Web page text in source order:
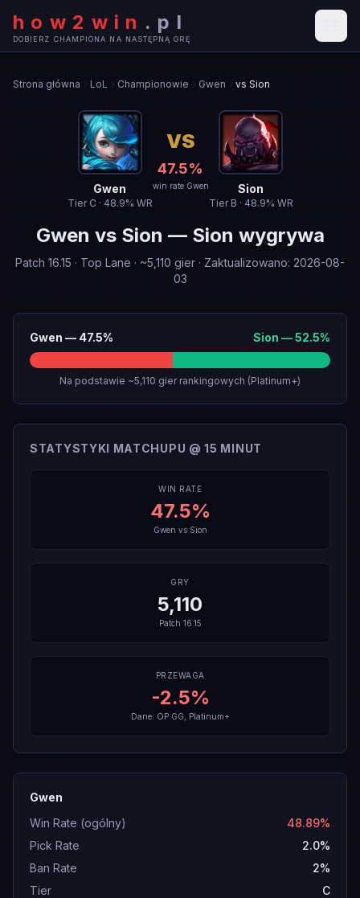
how2win . pl
DOBIERZ CHAMPIONA NA NASTĘPNĄ GRĘ
Strona główna LoL Championowie Gwen vs Sion
Gwen
Tier C · 48.9% WR
VS
47.5%
win rate Gwen Sion
Tier B · 48.9% WR
Gwen vs Sion — Sion wygrywa
Patch 16.15 · Top Lane · ~5,110 gier · Zaktualizowano: 2026-08-
03
Gwen — 47.5% Sion —52.5%
Na podstawie ~5,110 gier rankingowych (Platinum+)
STATYSTYKI MATCHUPU @ 15 MINUT
WIN RATE
47.5%
Gwen vs Sion
GRY
5,110
Patch 16.15
PRZEWAGA
-2.5%
Dane: OP.GG, Platinum+
Gwen
Win Rate (ogólny)
48.89%
Pick Rate
2.0%
Ban Rate
2%
Tier
C